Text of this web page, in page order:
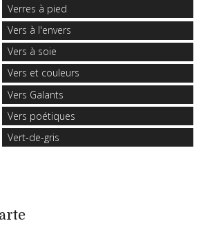
Verres à pied
Vers à l'envers
Vers à soie
Vers et couleurs
Vers Galants
Vers poétiques
Vert-de-gris